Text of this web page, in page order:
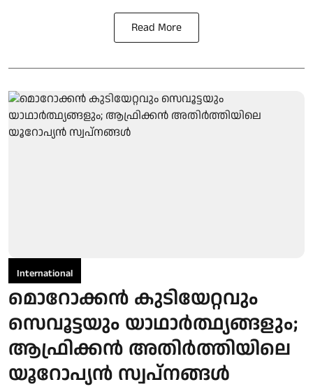
Read More
International
മൊറോക്കന്‍ കുടിയേറ്റവും
സെവൂട്ടയും യാഥാര്‍ത്ഥ്യങ്ങളും;
ആഫ്രിക്കന്‍ അതിര്‍ത്തിയിലെ
യൂറോപ്യന്‍ സ്വപ്നങ്ങള്‍